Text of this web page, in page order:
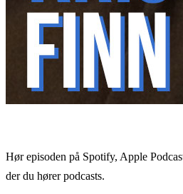
Hør episoden på Spotify, Apple
der du hører podcasts.